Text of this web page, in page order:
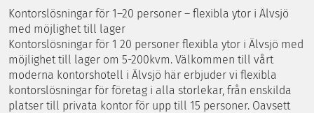
Kontorslösningar för 1–20 personer – flexibla ytor i Älvsjö
med möjlighet till lager
Kontorslösningar för 1 20 personer flexibla ytor i Älvsjö med
möjlighet till lager om 5-200kvm. Välkommen till vårt
moderna kontorshotell i Älvsjö här erbjuder vi flexibla
kontorslösningar för företag i alla storlekar, från enskilda
platser till privata kontor för upp till 15 personer. Oavsett